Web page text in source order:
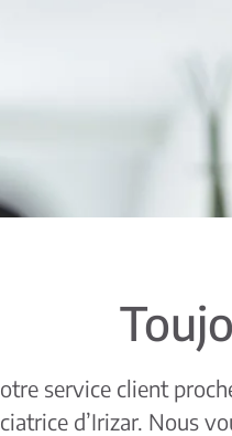
service client
d’Irizar. Nous